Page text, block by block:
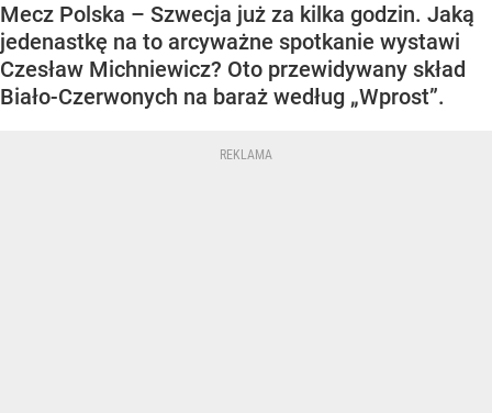
Mecz Polska – Szwecja już za kilka godzin. Jaką
jedenastkę na to arcyważne spotkanie wystawi
Czesław Michniewicz? Oto przewidywany skład
Biało-Czerwonych na baraż według „Wprost”.